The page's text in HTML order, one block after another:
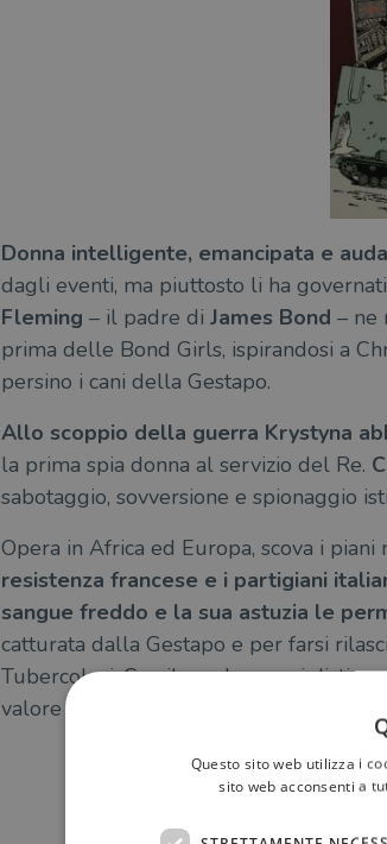
Donna intelligente, emancipata e
dagli eventi, ma piuttosto li ha
Fleming – il padre di James Bond – ne
prima delle Bond Girls, ispirandosi a
persino i cani della Gestapo.
Allo scoppio della guerra Krystyna
la prima spia donna al servizio del Re.
sabotaggio, sovversione e spionaggio
Opera in Africa ed Europa, scova i piani
resistenza francese e i partigiani
sangue freddo e la sua astuzia le
catturata dalla Gestapo e per farsi
Tubercolosi. Con il suo lavoro si
valore dal Regno Unito e dalla Francia.
Questo sito web utilizza i
sito web acconsenti a